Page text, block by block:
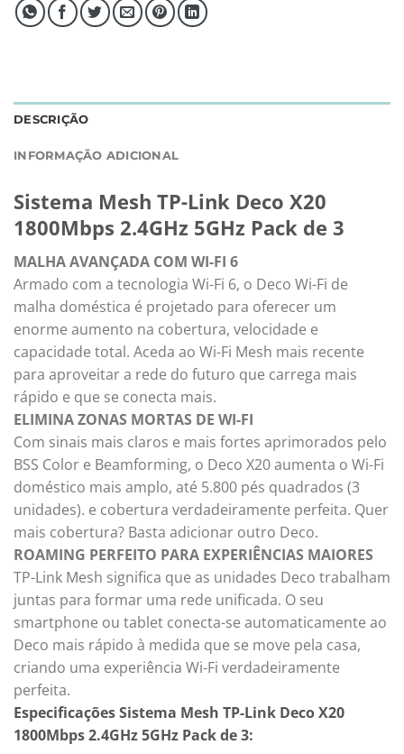
DESCRIÇÃO
INFORMAÇÃO ADICIONAL
Sistema Mesh TP-Link Deco X20
1800Mbps 2.4GHz 5GHz Pack de 3
MALHA AVANÇADA COM WI-FI 6
Armado com a tecnologia Wi-Fi 6, o Deco Wi-Fi de
malha doméstica é projetado para oferecer um
enorme aumento na cobertura, velocidade e
capacidade total. Aceda ao Wi-Fi Mesh mais recente
para aproveitar a rede do futuro que carrega mais
rápido e que se conecta mais.
ELIMINA ZONAS MORTAS DE WI-FI
Com sinais mais claros e mais fortes aprimorados pelo
BSS Color e Beamforming, o Deco X20 aumenta o Wi-Fi
doméstico mais amplo, até 5.800 pés quadrados (3
unidades). e cobertura verdadeiramente perfeita. Quer
mais cobertura? Basta adicionar outro Deco.
ROAMING PERFEITO PARA EXPERIÊNCIAS MAIORES
TP-Link Mesh significa que as unidades Deco trabalham
juntas para formar uma rede unificada. O seu
smartphone ou tablet conecta-se automaticamente ao
Deco mais rápido à medida que se move pela casa,
criando uma experiência Wi-Fi verdadeiramente
perfeita.
Especificações Sistema Mesh TP-Link Deco X20
1800Mbps 2.4GHz 5GHz Pack de 3: